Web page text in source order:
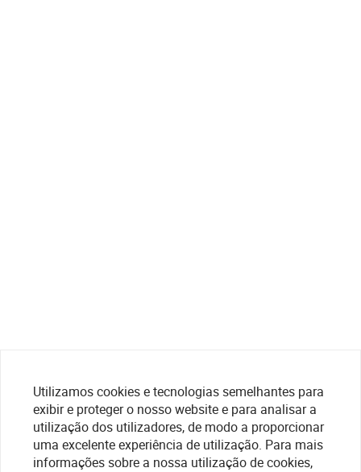
Utilizamos cookies e tecnologias semelhantes para
exibir e proteger o nosso website e para analisar a
utilização dos utilizadores, de modo a proporcionar
uma excelente experiência de utilização. Para mais
informações sobre a nossa utilização de cookies,